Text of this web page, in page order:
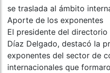
se traslada al ámbito
Aporte de los exponentes
El presidente del directorio
Díaz Delgado, destacó la
exponentes del sector de
internacionales que